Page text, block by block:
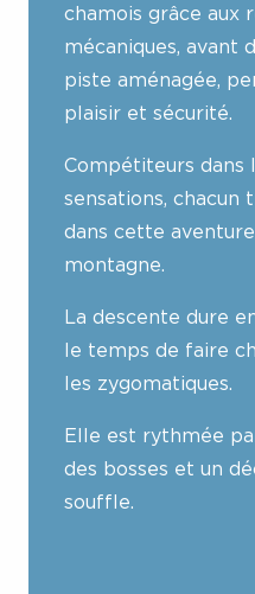
chamois grâce aux
mécaniques, avant
piste aménagée,
plaisir et sécurité.
Compétiteurs dans
sensations, chacun
dans cette
montagne.
La descente dure
le temps de faire
les zygomatiques.
Elle est rythmée
des bosses et un
souffle.